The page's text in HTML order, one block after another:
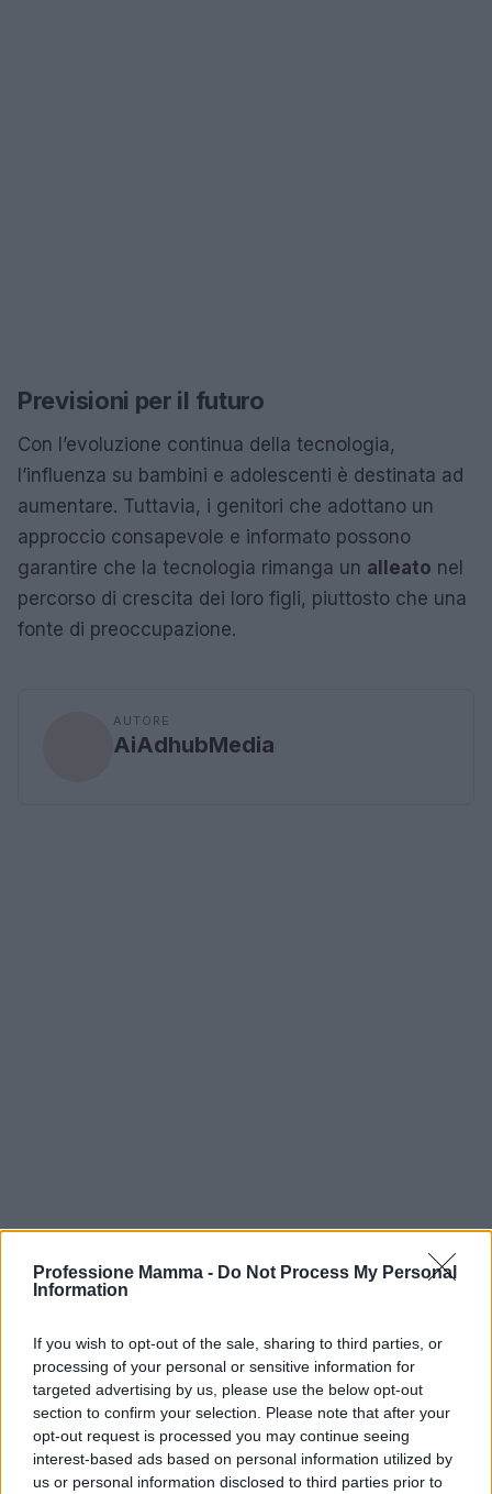
Professione Mamma - Do Not Process My Personal
Information
If you wish to opt-out of the sale, sharing to third parties, or
processing of your personal or sensitive information for
targeted advertising by us, please use the below opt-out
section to confirm your selection. Please note that after your
opt-out request is processed you may continue seeing
interest-based ads based on personal information utilized by
us or personal information disclosed to third parties prior to
Previsioni per il futuro
Con l’evoluzione continua della tecnologia,
l’influenza su bambini e adolescenti è destinata ad
aumentare. Tuttavia, i genitori che adottano un
approccio consapevole e informato possono
garantire che la tecnologia rimanga un alleato nel
percorso di crescita dei loro figli, piuttosto che una
fonte di preoccupazione.
AUTORE
AiAdhubMedia
NEWS E ATTUALITÀ